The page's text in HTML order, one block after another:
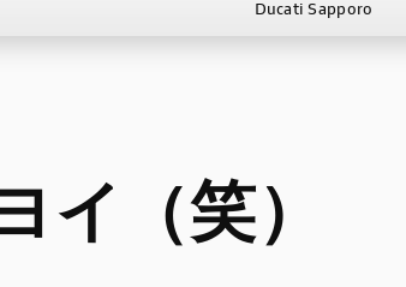
Ducati Sapporo
イ（笑）